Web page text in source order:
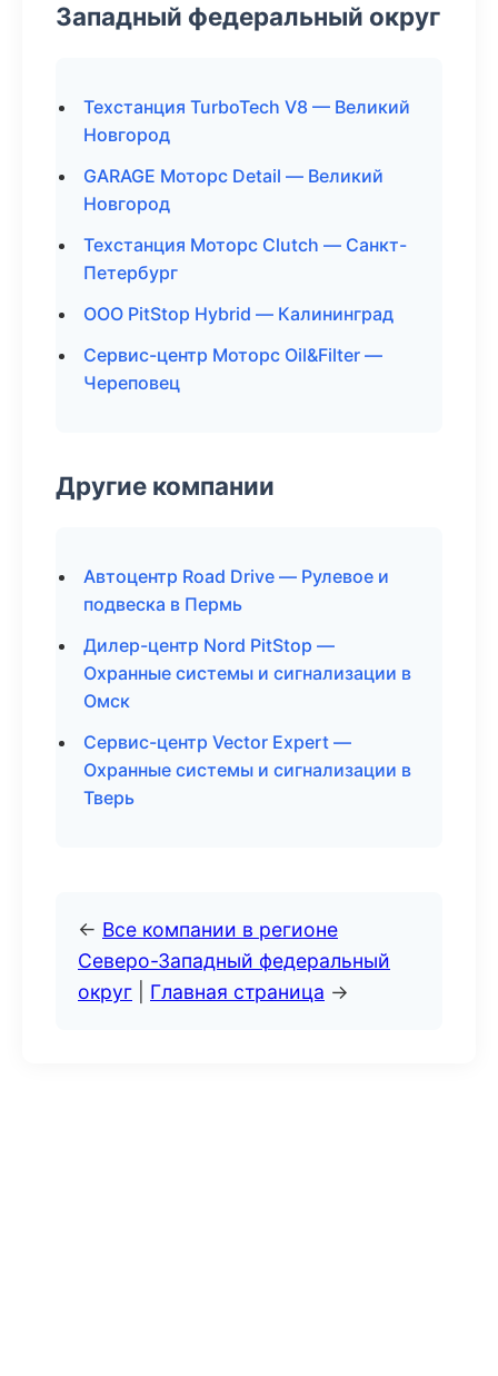
Западный федеральный округ
Техстанция TurboTech V8 — Великий
Новгород
GARAGE Моторс Detail — Великий
Новгород
Техстанция Моторс Clutch — Санкт-
Петербург
ООО PitStop Hybrid — Калининград
Сервис-центр Моторс Oil&Filter —
Череповец
Другие компании
Автоцентр Road Drive — Рулевое и
подвеска в Пермь
Дилер-центр Nord PitStop —
Охранные системы и сигнализации в
Омск
Сервис-центр Vector Expert —
Охранные системы и сигнализации в
Тверь
← Все компании в регионе
Северо-Западный федеральный
округ
Главная страница →